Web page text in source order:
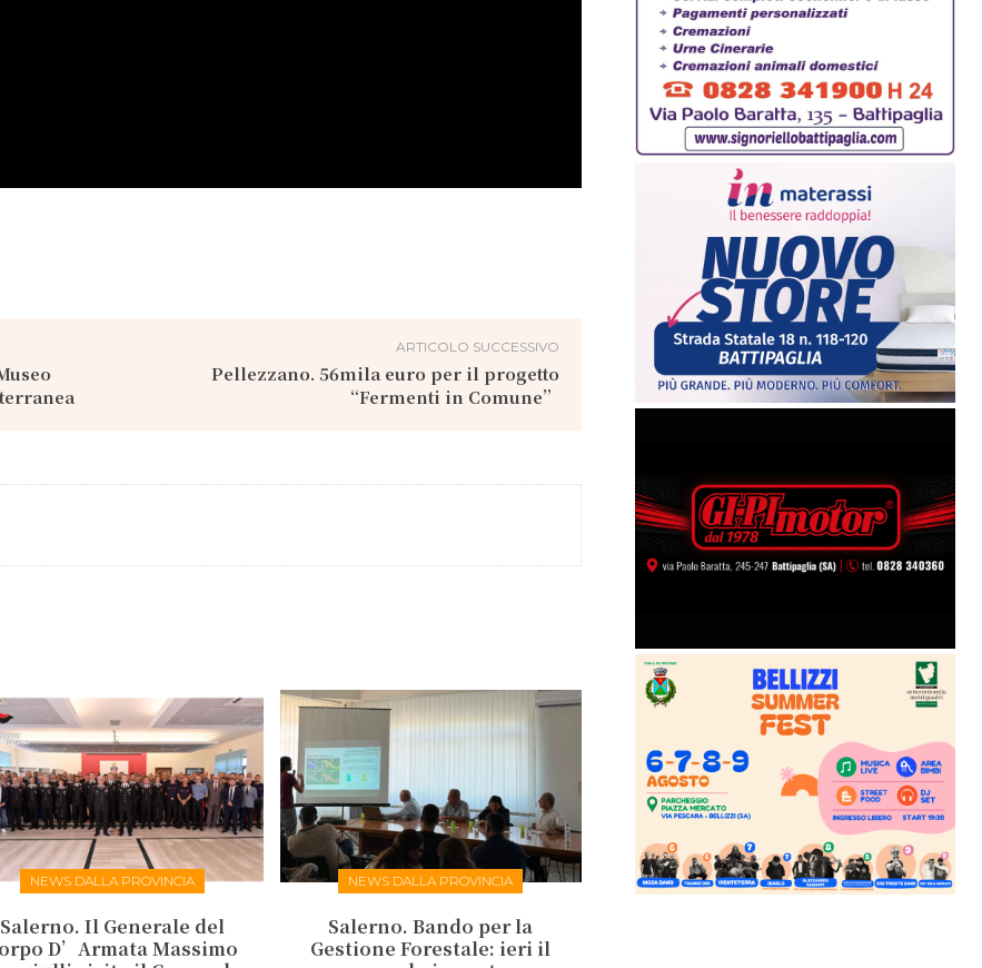
ARTICOLO SUCCESSIVO
Pellezzano. 56mila euro per il progetto
“Fermenti in Comune”
NEWS DALLA PROVINCIA
Salerno. Il Generale del
D’Armata Massimo
NEWS DALLA PROVINCIA
Salerno. Bando per la
Gestione Forestale: ieri il